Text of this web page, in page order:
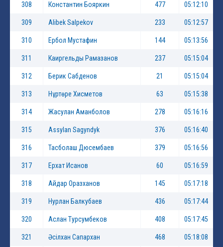
308 Константин Бояркин 477 05:12:10
309 Alibek Salpekov 233 05:12:57
310 Ербол Мустафин 144 05:13:56
311 Каиргельды Рамазанов 237 05:15:04
312 Берик Сабденов 21 05:15:04
313 Нұртөре Хисметов 63 05:15:38
314 Жасулан Аманболов 278 05:16:16
315 Assylan Sagyndyk 376 05:16:40
316 Тасболаш Дюсембаев 379 05:16:56
317 Ерхат Исанов 60 05:16:59
318 Айдар Оразханов 145 05:17:18
319 Нурлан Балкубаев 436 05:17:44
320 Аслан Турсумбеков 408 05:17:45
321 Әсілхан Сапархан 468 05:18:08